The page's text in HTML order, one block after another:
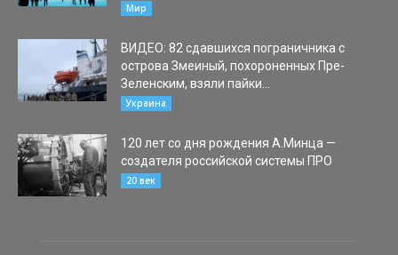
Мир
ВИДЕО: 82 сдавшихся пограничника с
острова Змеиный, похороненных Пре-
Зеленским, взяли пайки...
Украина
120 лет со дня рождения А.Минца —
создателя российской системы ПРО
20 век